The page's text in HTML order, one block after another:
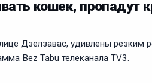
кошек, пропадут
Дзелзавас, удивлены резким
Bez Tabu телеканала TV3.